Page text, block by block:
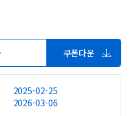
쿠폰다운
2025-02-25
2026-03-06